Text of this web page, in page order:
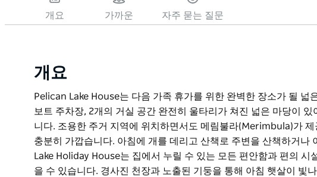
개요 가까운 자주 묻는 질문
개요
Pelican Lake House는 다음 가족 휴가를 위한 완벽한 장소가 될 넓
보트 주차장, 2개의 거실 공간 완전히 울타리가 쳐진 넓은 마당이
니다. 조용한 주거 지역에 위치하면서도 메림불라(Merimbula)가
충분히 가깝습니다. 아침에 개를 데리고 산책로 주변을 산책하거나
Lake Holiday House는 집에서 누릴 수 있는 모든 편안함과 편의 시
을 수 있습니다. 경사진 천장과 노출된 기둥을 통해 아침 햇살이 빛